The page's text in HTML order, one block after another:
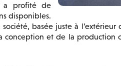
a profité de
disponibles.
basée juste à l’extérieur
et de la production